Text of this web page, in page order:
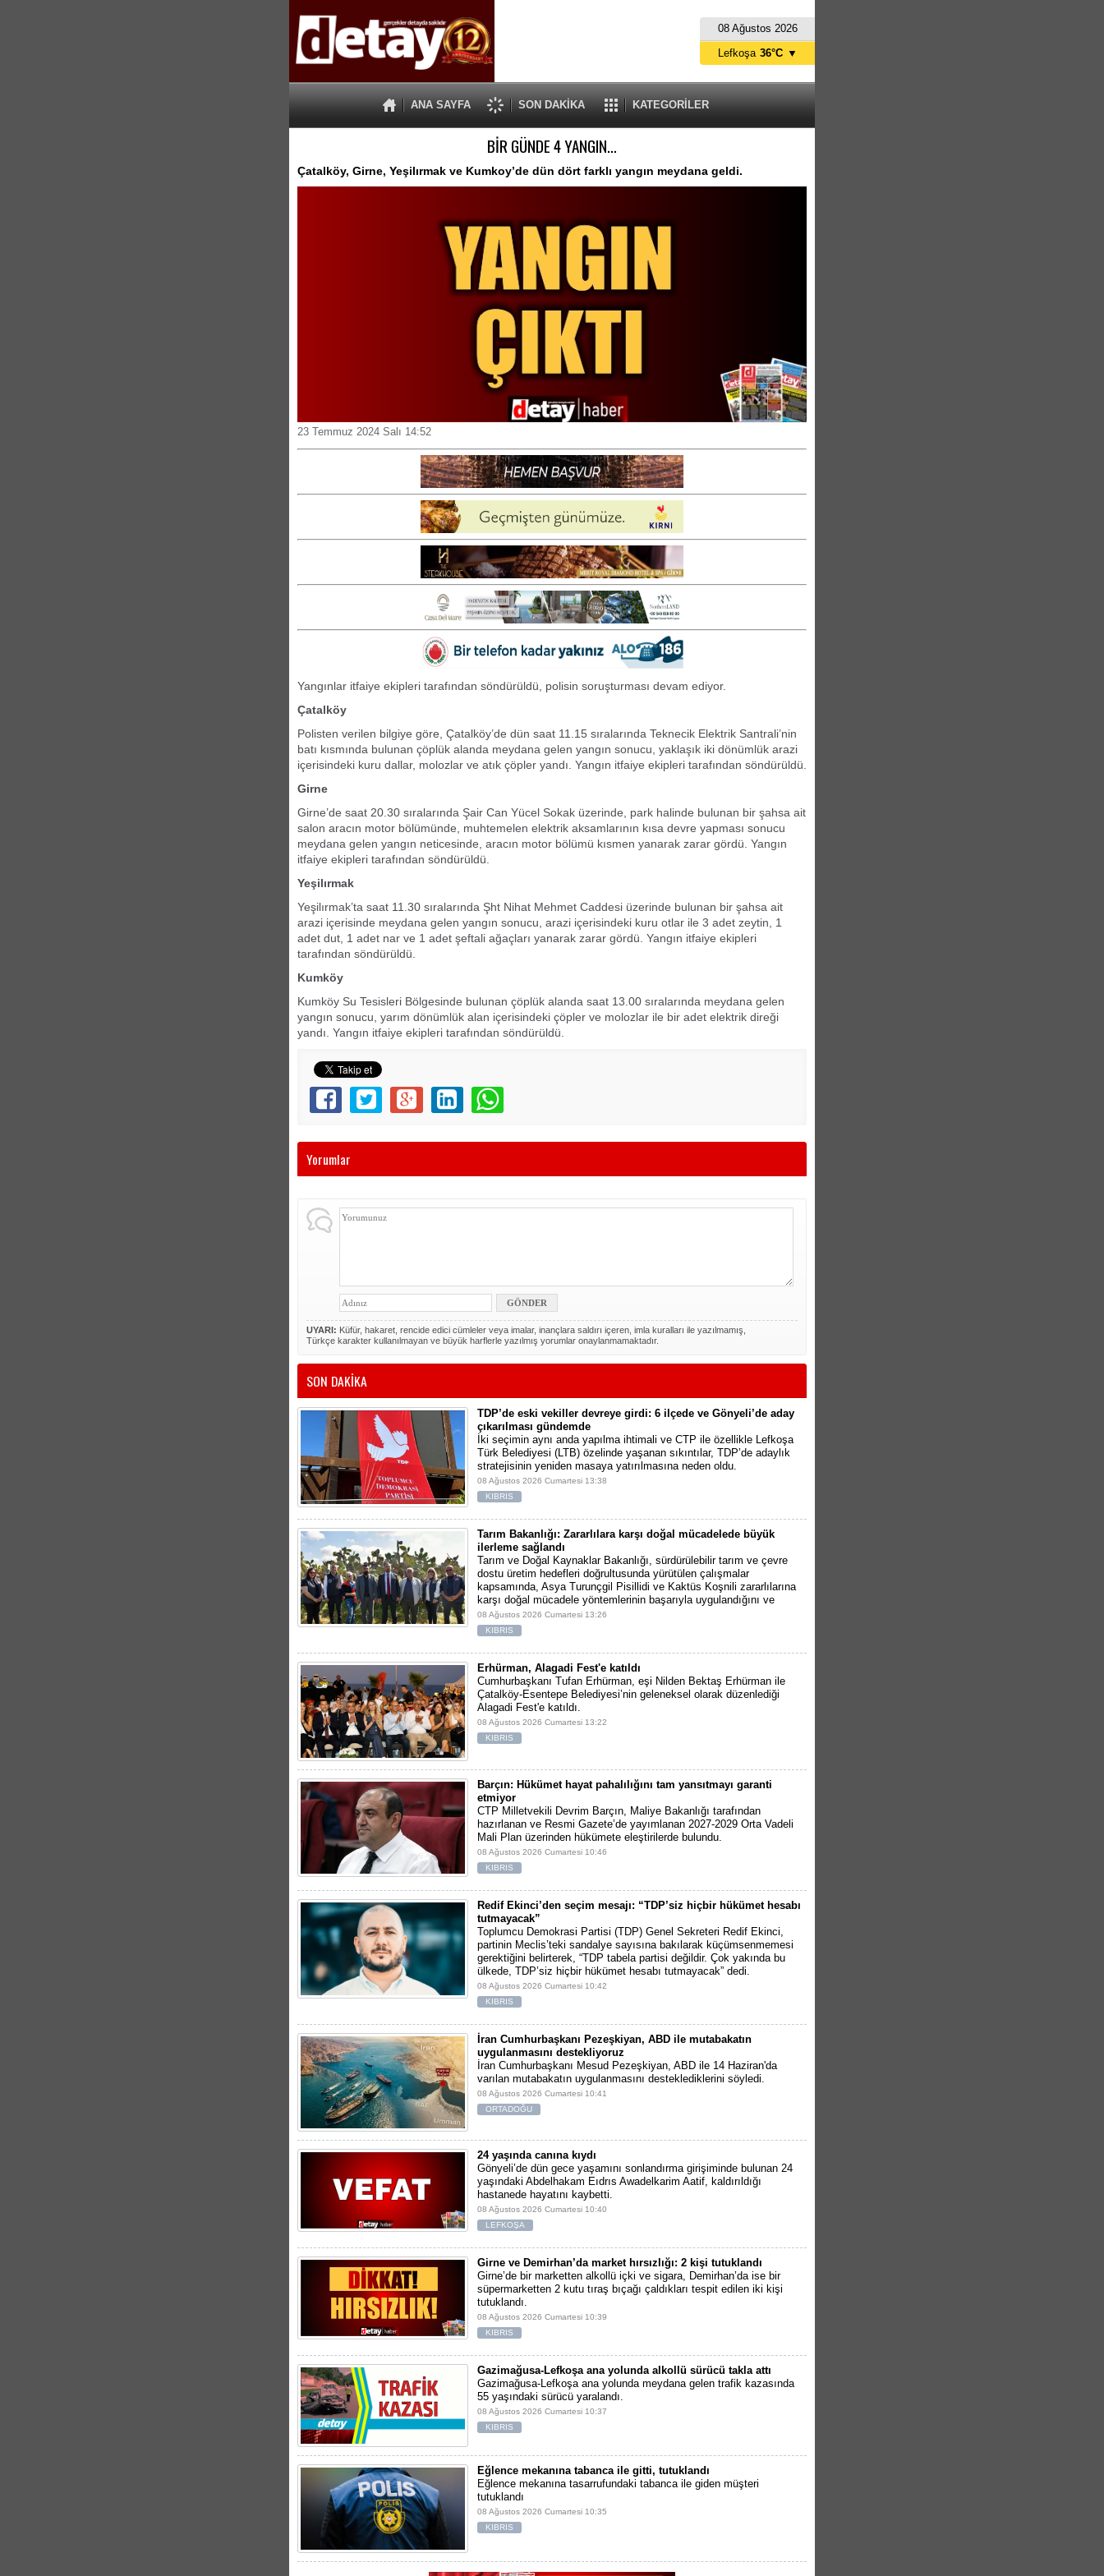
08 Ağustos 2026
ANA SAYFA SON DAKİKA KATEGORİLER
Lefkoşa 36°C ▼
İstanbul
BİR GÜNDE 4 YANGIN…
Çatalköy, Girne, Yeşilırmak ve Kumkoy’de dün dört farklı yangın meydana geldi.
23 Temmuz 2024 Salı 14:52
Yangınlar itfaiye ekipleri tarafından söndürüldü, polisin soruşturması devam ediyor.
Çatalköy
Polisten verilen bilgiye göre, Çatalköy’de dün saat 11.15 sıralarında Teknecik Elektrik Santrali’nin
batı kısmında bulunan çöplük alanda meydana gelen yangın sonucu, yaklaşık iki dönümlük arazi
içerisindeki kuru dallar, molozlar ve atık çöpler yandı. Yangın itfaiye ekipleri tarafından söndürüldü.
Girne
Girne’de saat 20.30 sıralarında Şair Can Yücel Sokak üzerinde, park halinde bulunan bir şahsa ait
salon aracın motor bölümünde, muhtemelen elektrik aksamlarının kısa devre yapması sonucu
meydana gelen yangın neticesinde, aracın motor bölümü kısmen yanarak zarar gördü. Yangın
itfaiye ekipleri tarafından söndürüldü.
Yeşilırmak
Yeşilırmak’ta saat 11.30 sıralarında Şht Nihat Mehmet Caddesi üzerinde bulunan bir şahsa ait
arazi içerisinde meydana gelen yangın sonucu, arazi içerisindeki kuru otlar ile 3 adet zeytin, 1
adet dut, 1 adet nar ve 1 adet şeftali ağaçları yanarak zarar gördü. Yangın itfaiye ekipleri
tarafından söndürüldü.
Kumköy
Kumköy Su Tesisleri Bölgesinde bulunan çöplük alanda saat 13.00 sıralarında meydana gelen
yangın sonucu, yarım dönümlük alan içerisindeki çöpler ve molozlar ile bir adet elektrik direği
yandı. Yangın itfaiye ekipleri tarafından söndürüldü.
Yorumlar
UYARI: Küfür, hakaret, rencide edici cümleler veya imalar, inançlara saldırı içeren, imla kuralları ile yazılmamış,
Türkçe karakter kullanılmayan ve büyük harflerle yazılmış yorumlar onaylanmamaktadır.
SON DAKİKA
TDP’de eski vekiller devreye girdi: 6 ilçede ve Gönyeli’de aday
çıkarılması gündemde
İki seçimin aynı anda yapılma ihtimali ve CTP ile özellikle Lefkoşa
Türk Belediyesi (LTB) özelinde yaşanan sıkıntılar, TDP’de adaylık
stratejisinin yeniden masaya yatırılmasına neden oldu.
08 Ağustos 2026 Cumartesi 13:38
KIBRIS
Tarım Bakanlığı: Zararlılara karşı doğal mücadelede büyük
ilerleme sağlandı
Tarım ve Doğal Kaynaklar Bakanlığı, sürdürülebilir tarım ve çevre
dostu üretim hedefleri doğrultusunda yürütülen çalışmalar
kapsamında, Asya Turunçgil Pisillidi ve Kaktüs Koşnili zararlılarına
karşı doğal mücadele yöntemlerinin başarıyla uygulandığını ve
08 Ağustos 2026 Cumartesi 13:26
KIBRIS
Erhürman, Alagadi Fest'e katıldı
Cumhurbaşkanı Tufan Erhürman, eşi Nilden Bektaş Erhürman ile
Çatalköy-Esentepe Belediyesi’nin geleneksel olarak düzenlediği
Alagadi Fest'e katıldı.
08 Ağustos 2026 Cumartesi 13:22
KIBRIS
Barçın: Hükümet hayat pahalılığını tam yansıtmayı garanti
etmiyor
CTP Milletvekili Devrim Barçın, Maliye Bakanlığı tarafından
hazırlanan ve Resmi Gazete’de yayımlanan 2027-2029 Orta Vadeli
Mali Plan üzerinden hükümete eleştirilerde bulundu.
08 Ağustos 2026 Cumartesi 10:46
KIBRIS
Redif Ekinci’den seçim mesajı: “TDP’siz hiçbir hükümet hesabı
tutmayacak”
Toplumcu Demokrasi Partisi (TDP) Genel Sekreteri Redif Ekinci,
partinin Meclis’teki sandalye sayısına bakılarak küçümsenmemesi
gerektiğini belirterek, “TDP tabela partisi değildir. Çok yakında bu
ülkede, TDP’siz hiçbir hükümet hesabı tutmayacak” dedi.
08 Ağustos 2026 Cumartesi 10:42
KIBRIS
İran Cumhurbaşkanı Pezeşkiyan, ABD ile mutabakatın
uygulanmasını destekliyoruz
İran Cumhurbaşkanı Mesud Pezeşkiyan, ABD ile 14 Haziran'da
varılan mutabakatın uygulanmasını desteklediklerini söyledi.
08 Ağustos 2026 Cumartesi 10:41
ORTADOĞU
24 yaşında canına kıydı
Gönyeli’de dün gece yaşamını sonlandırma girişiminde bulunan 24
yaşındaki Abdelhakam Eıdrıs Awadelkarim Aatif, kaldırıldığı
hastanede hayatını kaybetti.
08 Ağustos 2026 Cumartesi 10:40
LEFKOŞA
Girne ve Demirhan’da market hırsızlığı: 2 kişi tutuklandı
Girne’de bir marketten alkollü içki ve sigara, Demirhan’da ise bir
süpermarketten 2 kutu tıraş bıçağı çaldıkları tespit edilen iki kişi
tutuklandı.
08 Ağustos 2026 Cumartesi 10:39
KIBRIS
Gazimağusa-Lefkoşa ana yolunda alkollü sürücü takla attı
Gazimağusa-Lefkoşa ana yolunda meydana gelen trafik kazasında
55 yaşındaki sürücü yaralandı.
08 Ağustos 2026 Cumartesi 10:37
KIBRIS
Eğlence mekanına tabanca ile gitti, tutuklandı
Eğlence mekanına tasarrufundaki tabanca ile giden müşteri
tutuklandı
08 Ağustos 2026 Cumartesi 10:35
KIBRIS